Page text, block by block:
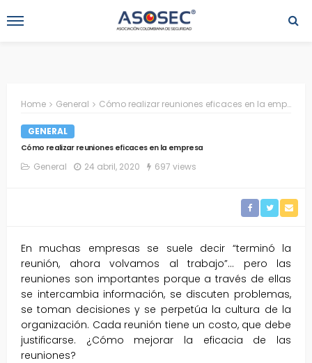
Home General Cómo realizar reuniones eficaces en la empresa
GENERAL
Cómo realizar reuniones eficaces en la empresa
General 24 abril, 2020 697 views
En muchas empresas se suele decir “terminó la
reunión, ahora volvamos al trabajo”… pero las
reuniones son importantes porque a través de ellas
se intercambia información, se discuten problemas,
se toman decisiones y se perpetúa la cultura de la
organización. Cada reunión tiene un costo, que debe
justificarse. ¿Cómo mejorar la eficacia de las
reuniones?